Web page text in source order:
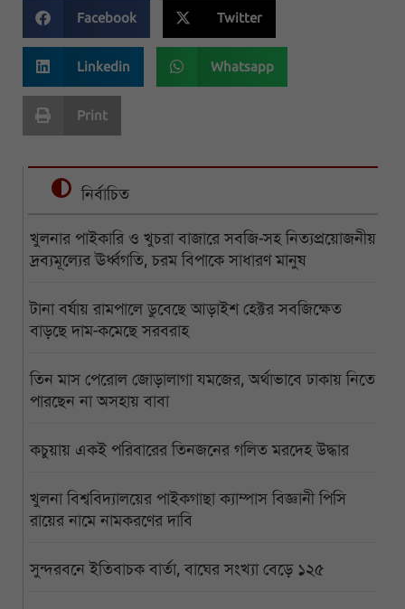
Facebook Twitter
Linkedin Whatsapp
Print
নির্বাচিত
খুলনার পাইকারি ও খুচরা বাজারে সবজি-সহ নিত্যপ্রয়োজনীয়
দ্রব্যমূল্যের ঊর্ধ্বগতি, চরম বিপাকে সাধারণ মানুষ
টানা বর্ষায় রামপালে ডুবেছে আড়াইশ হেক্টর সবজিক্ষেত
বাড়ছে দাম-কমেছে সরবরাহ
তিন মাস পেরোল জোড়ালাগা যমজের, অর্থাভাবে ঢাকায় নিতে
পারছেন না অসহায় বাবা
কচুয়ায় একই পরিবারের তিনজনের গলিত মরদেহ উদ্ধার
খুলনা বিশ্ববিদ্যালয়ের পাইকগাছা ক্যাম্পাস বিজ্ঞানী পিসি
রায়ের নামে নামকরণের দাবি
সুন্দরবনে ইতিবাচক বার্তা, বাঘের সংখ্যা বেড়ে ১২৫